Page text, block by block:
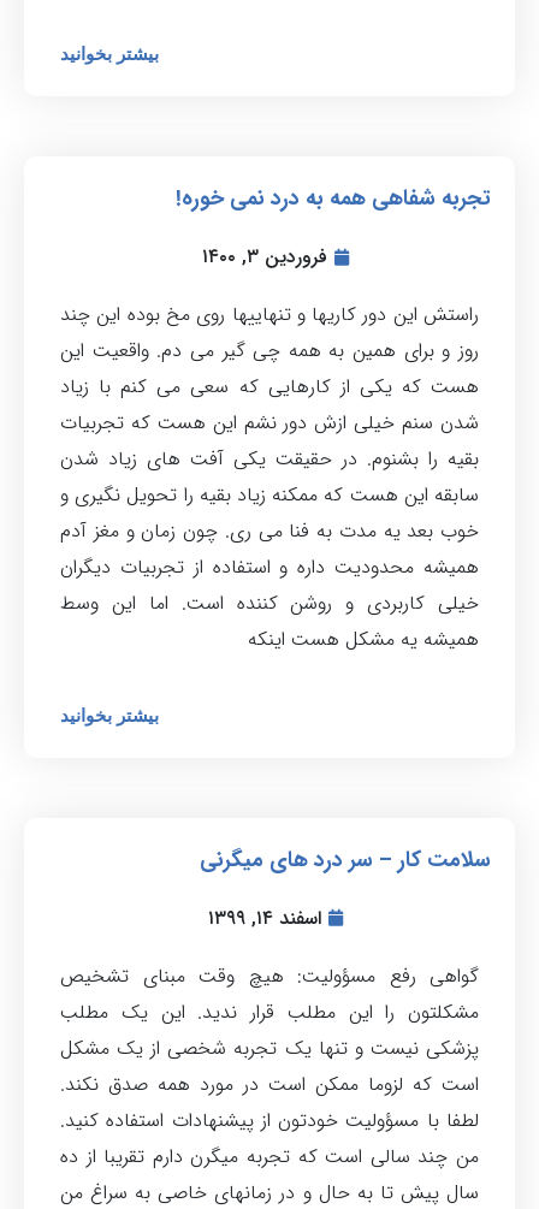
بیشتر بخوانید
تجربه شفاهی همه به درد نمی خوره!
فروردین ۳, ۱۴۰۰
راستش این دور کاریها و تنهاییها روی مخ بوده این چند
روز و برای همین به همه چی گیر می دم. واقعیت این
هست که یکی از کارهایی که سعی می کنم با زیاد
شدن سنم خیلی ازش دور نشم این هست که تجربیات
بقیه را بشنوم. در حقیقت یکی آفت های زیاد شدن
سابقه این هست که ممکنه زیاد بقیه را تحویل نگیری و
خوب بعد یه مدت به فنا می ری. چون زمان و مغز آدم
همیشه محدودیت داره و استفاده از تجربیات دیگران
خیلی کاربردی و روشن کننده است. اما این وسط
همیشه یه مشکل هست اینکه
بیشتر بخوانید
سلامت کار – سر درد های میگرنی
اسفند ۱۴, ۱۳۹۹
گواهی رفع مسؤولیت: هیچ وقت مبنای تشخیص
مشکلتون را این مطلب قرار ندید. این یک مطلب
پزشکی نیست و تنها یک تجربه شخصی از یک مشکل
است که لزوما ممکن است در مورد همه صدق نکند.
لطفا با مسؤولیت خودتون از پیشنهادات استفاده کنید.
من چند سالی است که تجربه میگرن دارم تقریبا از ده
سال پیش تا به حال و در زمانهای خاصی به سراغ من